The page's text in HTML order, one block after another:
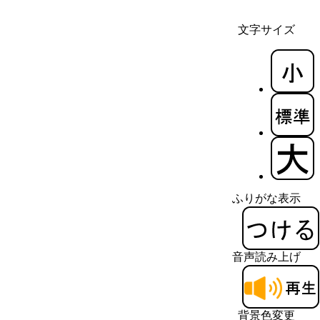
文字サイズ
ふりがな表示
音声読み上げ
背景色変更